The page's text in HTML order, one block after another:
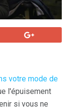
votre mode de
l'épuisement
si vous ne